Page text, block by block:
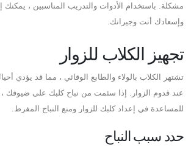
مشكلة. باستخدام الأدوات والتدريب المناسبين ، يمكنك
وإسعادك أنت وجيرانك.
تجهيز الكلاب للزوار
تشتهر الكلاب بالولاء والطابع الوقائي ، مما قد يؤدي
عند قدوم الزوار. إذا سئمت من نباح كلبك على ضيوفك ،
للمساعدة في إعداد كلبك للزوار ومنع النباح المفرط.
حدد سبب النباح